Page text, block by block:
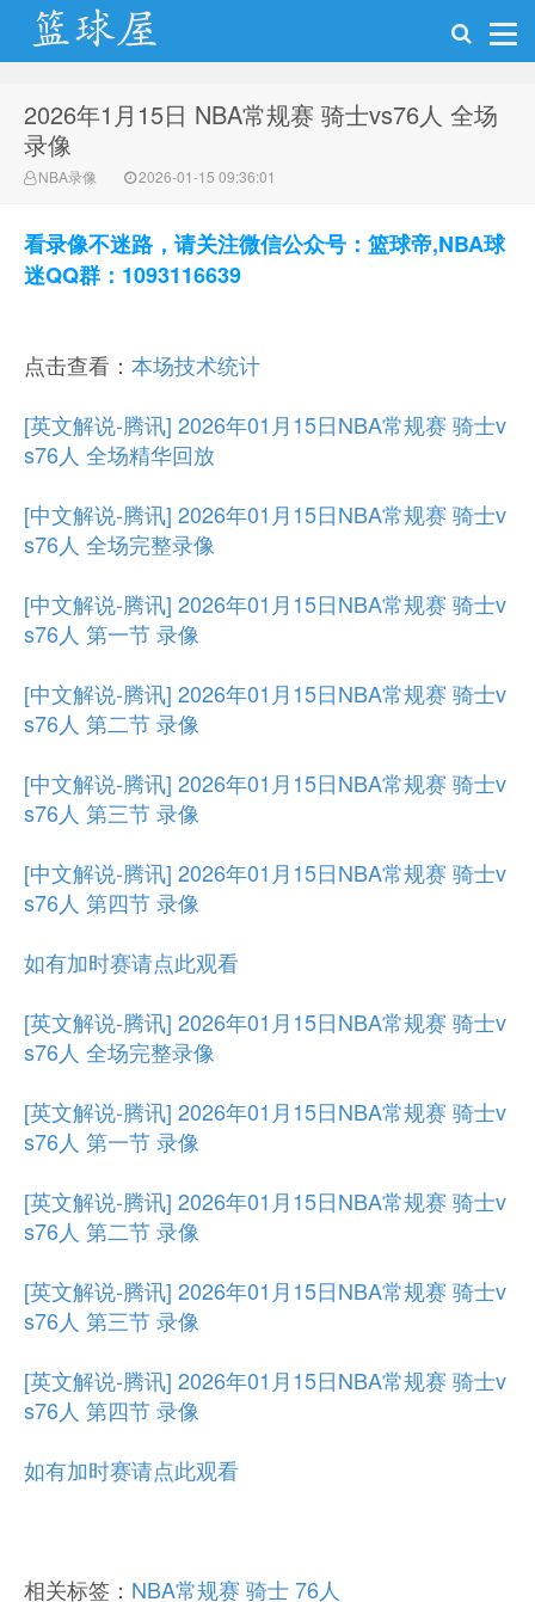
NBA录像网
2026年1月15日 NBA常规赛 骑士vs76人 全场
录像
NBA录像 2026-01-15 09:36:01
看录像不迷路，请关注微信公众号：篮球帝,NBA球
迷QQ群：1093116639
点击查看： 本场技术统计
[英文解说-腾讯] 2026年01月15日NBA常规赛 骑士v
s76人 全场精华回放
[中文解说-腾讯] 2026年01月15日NBA常规赛 骑士v
s76人 全场完整录像
[中文解说-腾讯] 2026年01月15日NBA常规赛 骑士v
s76人 第一节 录像
[中文解说-腾讯] 2026年01月15日NBA常规赛 骑士v
s76人 第二节 录像
[中文解说-腾讯] 2026年01月15日NBA常规赛 骑士v
s76人 第三节 录像
[中文解说-腾讯] 2026年01月15日NBA常规赛 骑士v
s76人 第四节 录像
如有加时赛请点此观看
[英文解说-腾讯] 2026年01月15日NBA常规赛 骑士v
s76人 全场完整录像
[英文解说-腾讯] 2026年01月15日NBA常规赛 骑士v
s76人 第一节 录像
[英文解说-腾讯] 2026年01月15日NBA常规赛 骑士v
s76人 第二节 录像
[英文解说-腾讯] 2026年01月15日NBA常规赛 骑士v
s76人 第三节 录像
[英文解说-腾讯] 2026年01月15日NBA常规赛 骑士v
s76人 第四节 录像
如有加时赛请点此观看
相关标签： NBA常规赛 骑士76人